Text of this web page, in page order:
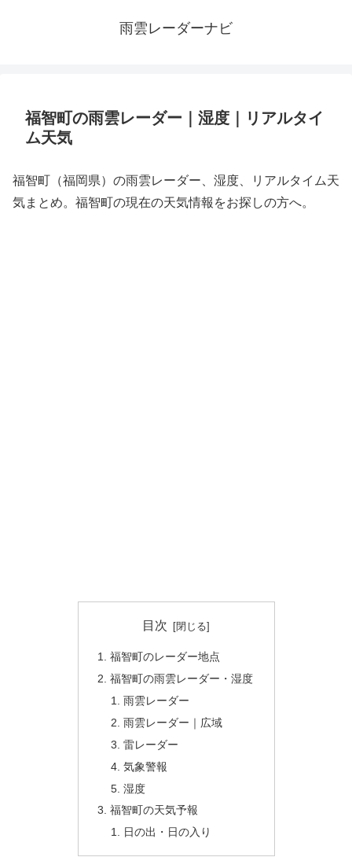
雨雲レーダーナビ
福智町の雨雲レーダー｜湿度｜リアルタイ
ム天気
福智町（福岡県）の雨雲レーダー、湿度、リアルタイム天
気まとめ。福智町の現在の天気情報をお探しの方へ。
目次
福智町のレーダー地点
福智町の雨雲レーダー・湿度
雨雲レーダー
雨雲レーダー｜広域
雷レーダー
気象警報
湿度
福智町の天気予報
日の出・日の入り